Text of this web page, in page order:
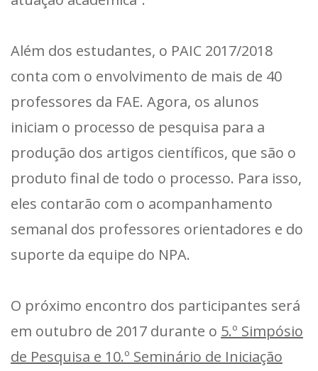
Além dos estudantes, o PAIC 2017/2018
conta com o envolvimento de mais de 40
professores da FAE. Agora, os alunos
iniciam o processo de pesquisa para a
produção dos artigos científicos, que são o
produto final de todo o processo. Para isso,
eles contarão com o acompanhamento
semanal dos professores orientadores e do
suporte da equipe do NPA.
O próximo encontro dos participantes será
em outubro de 2017 durante o 5.º Simpósio
de Pesquisa e 10.º Seminário de Iniciação